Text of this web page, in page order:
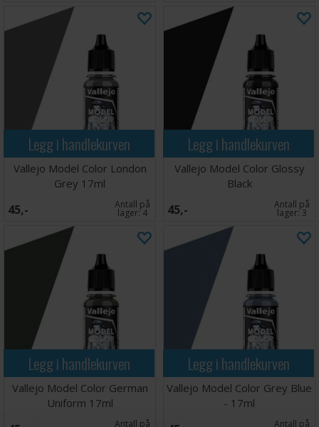
Legg i handlekurven
Vallejo Model Color London
Grey 17ml
45,- Antall på
lager:4
Legg i handlekurven
Vallejo Model Color Glossy
Black
45,- Antall på
lager:3
Legg i handlekurven
Vallejo Model Color German
Uniform 17ml
Antall på
Legg i handlekurven
Vallejo Model Color Grey Blue
- 17ml
Antall på